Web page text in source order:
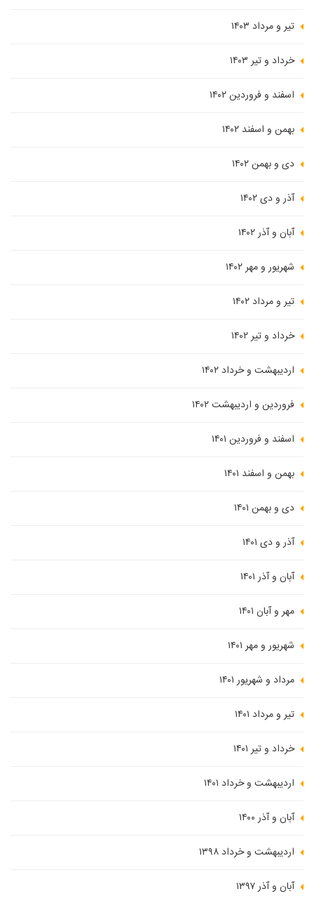
تیر و مرداد ۱۴۰۳
خرداد و تیر ۱۴۰۳
اسفند و فروردین ۱۴۰۲
بهمن و اسفند ۱۴۰۲
دی و بهمن ۱۴۰۲
آذر و دی ۱۴۰۲
آبان و آذر ۱۴۰۲
شهریور و مهر ۱۴۰۲
تیر و مرداد ۱۴۰۲
خرداد و تیر ۱۴۰۲
اردیبهشت و خرداد ۱۴۰۲
فروردین و اردیبهشت ۱۴۰۲
اسفند و فروردین ۱۴۰۱
بهمن و اسفند ۱۴۰۱
دی و بهمن ۱۴۰۱
آذر و دی ۱۴۰۱
آبان و آذر ۱۴۰۱
مهر و آبان ۱۴۰۱
شهریور و مهر ۱۴۰۱
مرداد و شهریور ۱۴۰۱
تیر و مرداد ۱۴۰۱
خرداد و تیر ۱۴۰۱
اردیبهشت و خرداد ۱۴۰۱
آبان و آذر ۱۴۰۰
اردیبهشت و خرداد ۱۳۹۸
آبان و آذر ۱۳۹۷